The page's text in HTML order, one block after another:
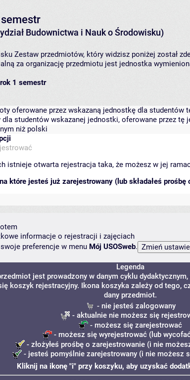
Budownictwa i Nauk o Środowisku)
Zestaw przedmiotów, który widzisz poniżej został
za organizację przedmiotu jest jednostka
1 semestr
oferowane przez wskazaną jednostkę dla
dla studentów wskazanej jednostki, oferowane przez
niż polski
istnieje otwarta rejestracja taka, że możesz w jej
które jesteś już zarejestrowany (lub składałeś prośbę
informacje o rejestracji i zajęciach
preferencje w menu Mój USOSweb.
Legenda
jest prowadzony w danym cyklu
koszyk rejestracyjny. Ikona koszyka zależy od tego,
dany przedmiot.
- nie jesteś zalogowany
- aktualnie nie możesz się
- możesz się zarejestrować
- możesz się wyrejestrować (lub
- złożyłeś prośbę o zarejestrowanie (i nie
- jesteś pomyślnie zarejestrowany (i nie możesz
Kliknij na ikonę "i" przy koszyku, aby uzyskać